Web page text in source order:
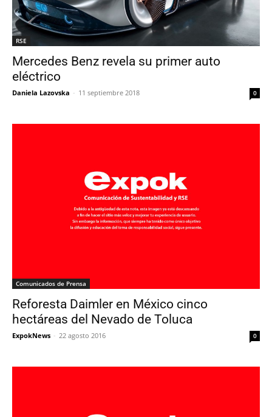
RSE
Mercedes Benz revela su primer auto
eléctrico
Daniela Lazovska - 11 septiembre 2018 0
Comunicados de Prensa
Reforesta Daimler en México cinco
hectáreas del Nevado de Toluca
ExpokNews - 22 agosto 2016 0